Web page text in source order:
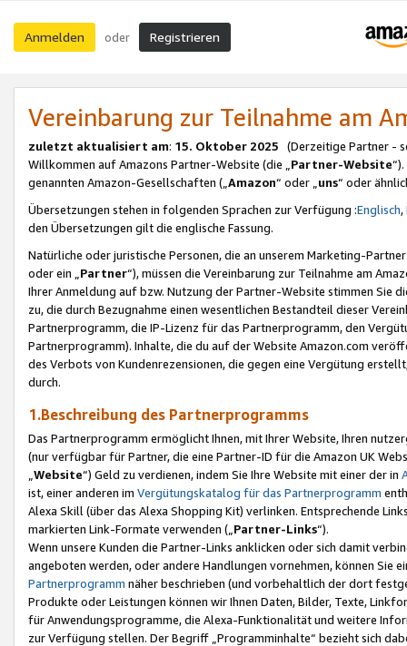
Anmelden oder Registrieren
Vereinbarung zur Teilnahme am
zuletzt aktualisiert am: 15. Oktober 2025 (Derzeitige Partner -
Willkommen auf Amazons Partner-Website (die „Partner-Website
genannten Amazon-Gesellschaften („Amazon“ oder „uns“ oder
Übersetzungen stehen in folgenden Sprachen zur Verfügung :Englisch,
den Übersetzungen gilt die englische Fassung.
Natürliche oder juristische Personen, die an unserem Marketing-
oder ein „Partner“), müssen die Vereinbarung zur Teilnahme am
Ihrer Anmeldung auf bzw. Nutzung der Partner-Website stimmen Sie
zu, die durch Bezugnahme einen wesentlichen Bestandteil dieser
Partnerprogramm, die IP-Lizenz für das Partnerprogramm, den
Partnerprogramm). Inhalte, die du auf der Website Amazon.com
des Verbots von Kundenrezensionen, die gegen eine Vergütung
durch.
1.Beschreibung des Partnerprogramms
Das Partnerprogramm ermöglicht Ihnen, mit Ihrer Website, Ihren
(nur verfügbar für Partner, die eine Partner-ID für die Amazon UK
Website“) Geld zu verdienen, indem Sie Ihre Website mit einer der in
ist, einer anderen im Vergütungskatalog für das Partnerprogramm
Alexa Skill (über das Alexa Shopping Kit) verlinken. Entsprechende
markierten Link-Formate verwenden („ Partner-Links“).
Wenn unsere Kunden die Partner-Links anklicken oder sich damit
angeboten werden, oder andere Handlungen vornehmen, können Sie
Partnerprogramm näher beschrieben (und vorbehaltlich der dort
Produkte oder Leistungen können wir Ihnen Daten, Bilder, Texte,
für Anwendungsprogramme, die Alexa-Funktionalität und weitere
zur Verfügung stellen. Der Begriff „Programminhalte“ bezieht sich